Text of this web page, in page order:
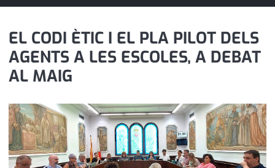
empresa
esports
medi ambient
opinió
contacte
telèfons
calendari
EL CODI ÈTIC I EL PLA PILOT DELS
AGENTS A LES ESCOLES, A DEBAT
AL MAIG